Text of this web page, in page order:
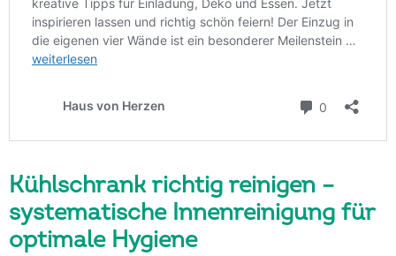
Kühlschrank richtig reinigen –
systematische Innenreinigung für
optimale Hygiene